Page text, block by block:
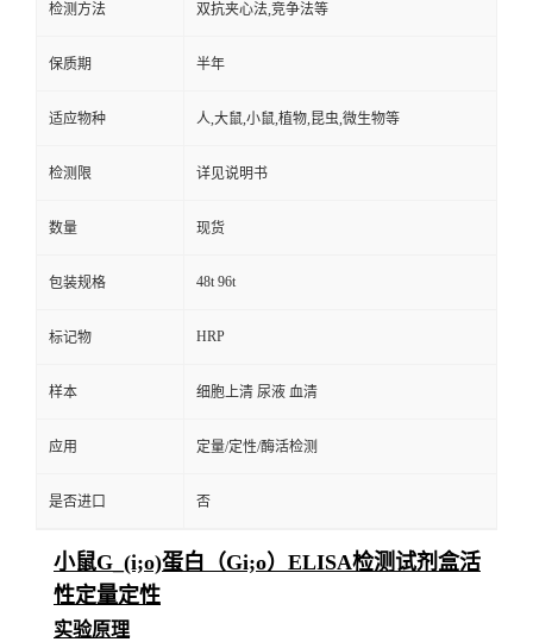
检测方法 双抗夹心法,竞争法等
保质期 半年
适应物种 人,大鼠,小鼠,植物,昆虫,微生物等
检测限 详见说明书
数量 现货
包装规格 48t 96t
标记物 HRP
样本 细胞上清 尿液 血清
应用 定量/定性/酶活检测
是否进口 否
小鼠G_(i;o)蛋白（Gi;o）ELISA检测试剂盒活
性定量定性
实验原理